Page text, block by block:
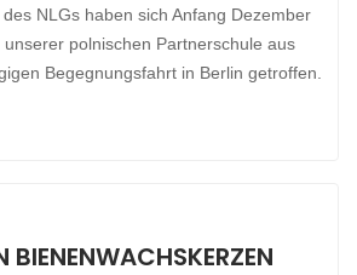
NLGs haben sich Anfang Dezember
polnischen Partnerschule aus
Begegnungsfahrt in Berlin getroffen.
BIENENWACHSKERZEN